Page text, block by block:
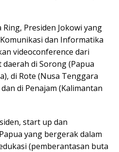
Presiden Jokowi yang
dan Informatika
videoconference dari
di Sorong (Papua
di Rote (Nusa Tenggara
di Penajam (Kalimantan
start up dan
yang bergerak dalam
(pemberantasan buta